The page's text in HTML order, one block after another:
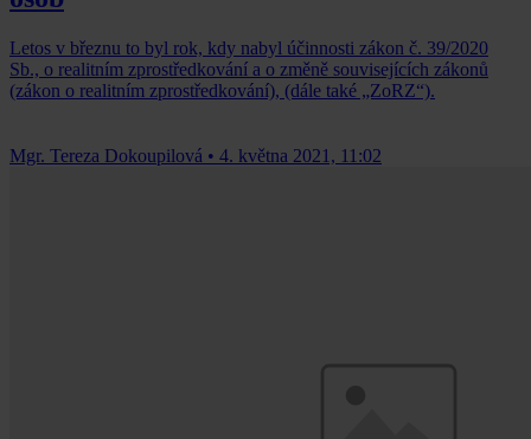
Letos v březnu to byl rok, kdy nabyl účinnosti zákon č. 39/2020
Sb., o realitním zprostředkování a o změně souvisejících zákonů
(zákon o realitním zprostředkování), (dále také „ZoRZ“).
Mgr. Tereza Dokoupilová • 4. května 2021, 11:02